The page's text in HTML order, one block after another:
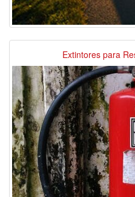
Extintores para